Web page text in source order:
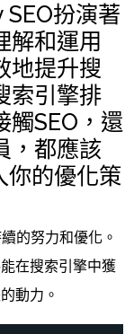
扮演著
解和運用
地提升搜
索引擎排
觸SEO，還
，都應該
你的優化策
的努力和優化。
在搜索引擎中獲
動力。